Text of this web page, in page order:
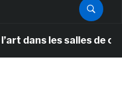
salles de classe des